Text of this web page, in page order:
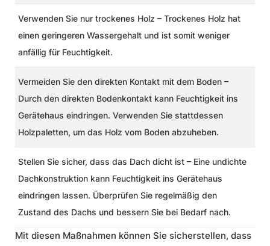
Verwenden Sie nur trockenes Holz – Trockenes Holz hat
einen geringeren Wassergehalt und ist somit weniger
anfällig für Feuchtigkeit.
Vermeiden Sie den direkten Kontakt mit dem Boden –
Durch den direkten Bodenkontakt kann Feuchtigkeit ins
Gerätehaus eindringen. Verwenden Sie stattdessen
Holzpaletten, um das Holz vom Boden abzuheben.
Stellen Sie sicher, dass das Dach dicht ist – Eine undichte
Dachkonstruktion kann Feuchtigkeit ins Gerätehaus
eindringen lassen. Überprüfen Sie regelmäßig den
Zustand des Dachs und bessern Sie bei Bedarf nach.
Mit diesen Maßnahmen können Sie sicherstellen, dass